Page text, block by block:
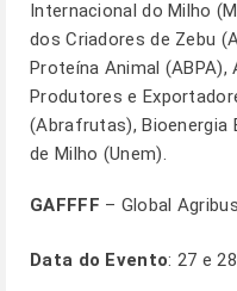
Internacional do Milho
dos Criadores de Zebu
Proteína Animal
Produtores e
(Abrafrutas), Bioenergia
de Milho (Unem).
GAFFFF – Global
Data do Evento: 27 e